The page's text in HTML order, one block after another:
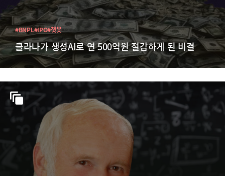
클라나가 생성AI로 연 500억원 절감하게 된 비결
#BNPL#IPO#챗봇